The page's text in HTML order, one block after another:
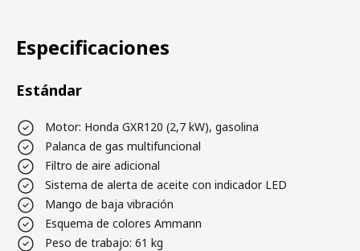
Especificaciones
Estándar
Motor: Honda GXR120 (2,7 kW), gasolina
Palanca de gas multifuncional
Filtro de aire adicional
Sistema de alerta de aceite con indicador LED
Mango de baja vibración
Esquema de colores Ammann
Peso de trabajo: 61 kg